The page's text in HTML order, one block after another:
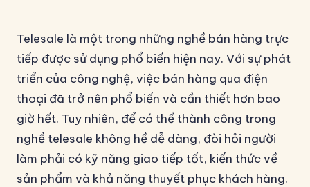
Telesale là một trong những nghề bán hàng trực
tiếp được sử dụng phổ biến hiện nay. Với sự phát
triển của công nghệ, việc bán hàng qua điện
thoại đã trở nên phổ biến và cần thiết hơn bao
giờ hết. Tuy nhiên, để có thể thành công trong
nghề telesale không hề dễ dàng, đòi hỏi người
làm phải có kỹ năng giao tiếp tốt, kiến thức về
sản phẩm và khả năng thuyết phục khách hàng.